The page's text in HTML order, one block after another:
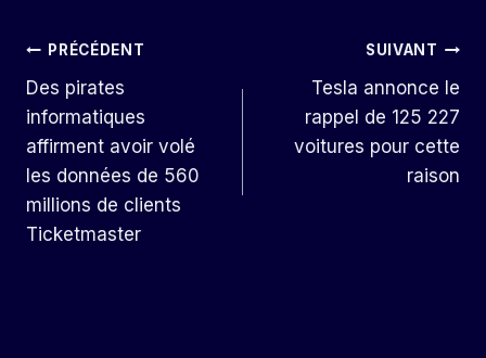
Navigation
De
L’article
PRÉCÉDENT
Des pirates
informatiques
affirment avoir volé
les données de 560
millions de clients
Ticketmaster
SUIVANT
Tesla annonce le
rappel de 125 227
voitures pour cette
raison